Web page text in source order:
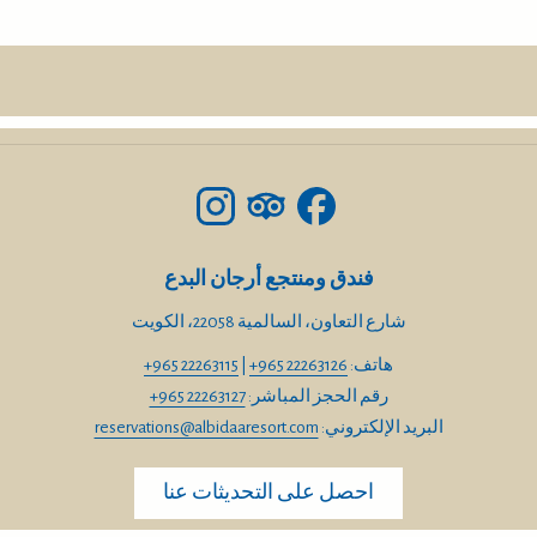
فندق ومنتجع أرجان البدع
شارع التعاون، السالمية 22058، الكويت
هاتف: +965 22263115
+965 22263126
رقم الحجز المباشر:+965 22263127
البريد الإلكتروني: reservations@albidaaresort.com
احصل على التحديثات عنا